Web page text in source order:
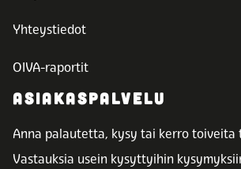
Yhteystiedot
OIVA-raportit
ASIAKASPALVELU
Anna palautetta, kysy tai kerro toiveita
Vastauksia usein kysyttyihin